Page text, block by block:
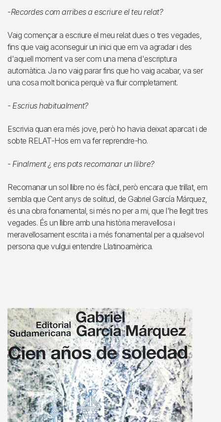
-Recordes com arribes a escriure el teu relat?
Vaig començar a escriure el meu relat dues o tres vegades,
fins que vaig aconseguir un inici que em va agradar i des
d'aquell moment va ser com una mena d'escriptura
automàtica. Ja no vaig parar fins que ho vaig acabar, va ser
una cosa molt bonica perquè va fluir completament.
- Escrius habitualment?
Escrivia quan era més jove, però ho havia deixat aparcat i de
sobte RELAT-Hos em va fer reprendre-ho.
- Finalment ¿ ens pots recomanar un llibre?
Recomanar un sol llibre no és fàcil, però encara que trillat, em
sembla que Cent anys de solitud, de Gabriel García Márquez,
és una obra fonamental, si més no per a mi, que l'he llegit tres
vegades. És un llibre amb una història meravellosa i
meravellosament escrita i a més fonamental per a qualsevol
persona que vulgui entendre Llatinoamèrica.